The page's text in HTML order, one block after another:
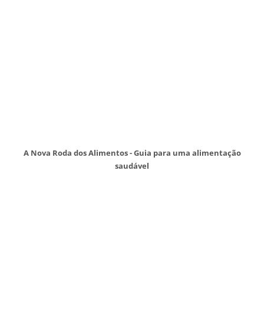
A Nova Roda dos Alimentos - Guia para uma alimentação
saudável